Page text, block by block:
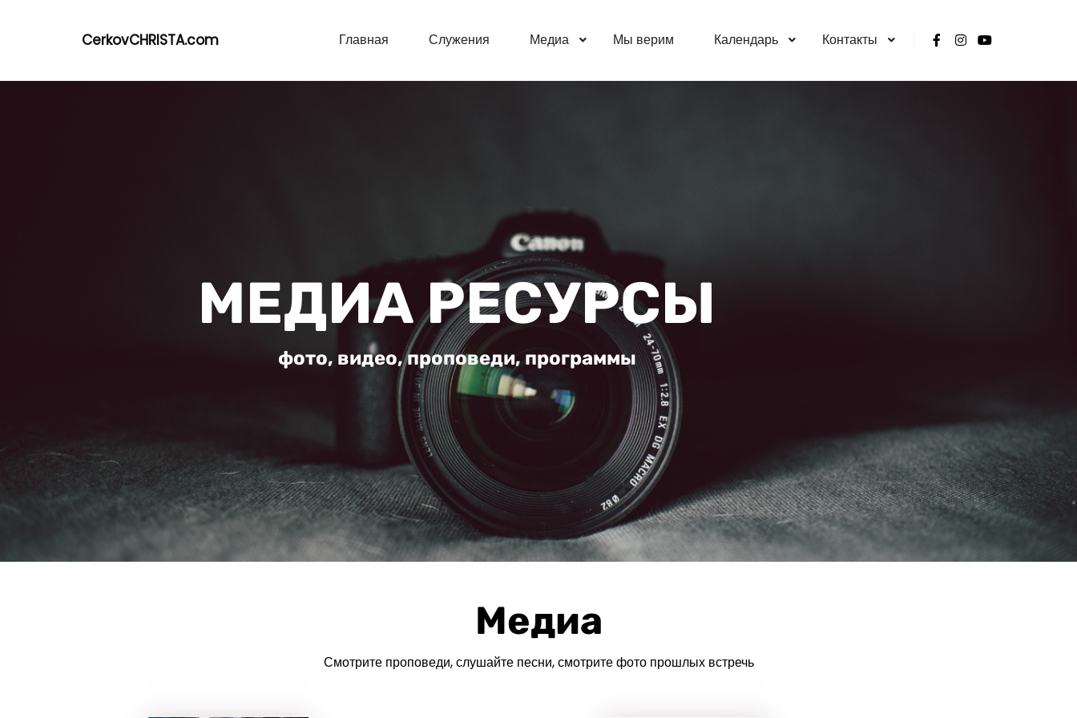
CerkovCHRISTA.com Главная Служения Медиа Мы верим Календарь Контакты
МЕДИА РЕСУРСЫ
фото, видео, проповеди, программы
Медиа
Смотрите проповеди, слушайте песни, смотрите фото прошлых встречь